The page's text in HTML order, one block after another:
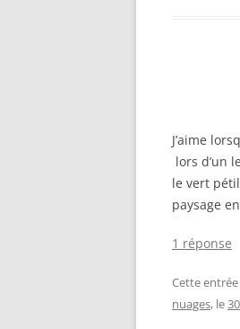
J’aime
lors d’un
le vert
paysage
1 réponse
Cette
nuages, le